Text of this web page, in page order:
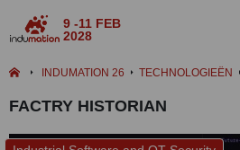
9 -11 FEB
2028
INDUMATION 26 TECHNOLOGIEËN
FACTRY HISTORIAN